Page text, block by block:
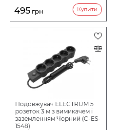
495 грн Купити
Подовжувач ELECTRUM 5
розеток 3 м з вимикачем і
заземленням Чорний (C-ES-
1548)